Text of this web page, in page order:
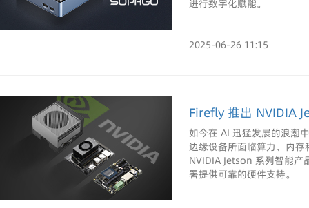
进行数字化赋能。
2025-06-26 11:15
Firefly 推出 NVIDIA
如今在 AI 迅猛发展的浪潮
边缘设备所面临算力、内
NVIDIA Jetson 系列智能产
署提供可靠的硬件支持。